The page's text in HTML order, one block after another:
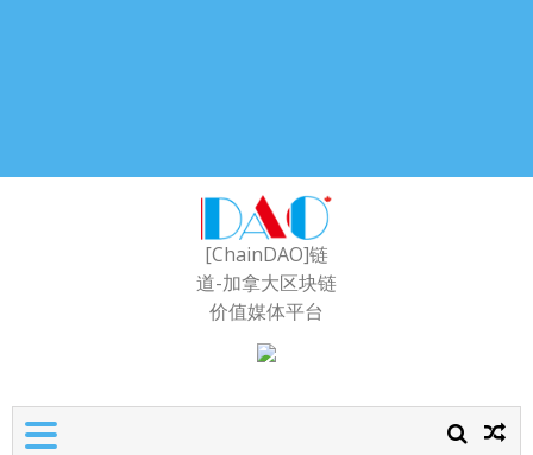
[ChainDAO]链
道-加拿大区块链
价值媒体平台